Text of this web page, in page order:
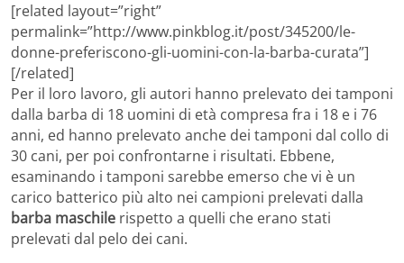
[related layout=”right”
permalink=”http://www.pinkblog.it/post/345200/le-
donne-preferiscono-gli-uomini-con-la-barba-curata”]
[/related]
Per il loro lavoro, gli autori hanno prelevato dei tamponi
dalla barba di 18 uomini di età compresa fra i 18 e i 76
anni, ed hanno prelevato anche dei tamponi dal collo di
30 cani, per poi confrontarne i risultati. Ebbene,
esaminando i tamponi sarebbe emerso che vi è un
carico batterico più alto nei campioni prelevati dalla
barba maschile rispetto a quelli che erano stati
prelevati dal pelo dei cani.